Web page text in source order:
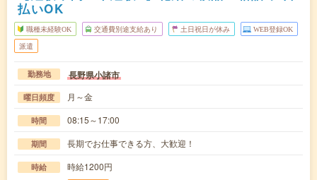
払いOK
職種未経験OK 交通費別途支給あり 土日祝日が休み WEB登録OK
派遣
勤務地 長野県小諸市
曜日頻度 月～金
時間 08:15～17:00
期間 長期でお仕事できる方、大歓迎！
時給 時給1200円